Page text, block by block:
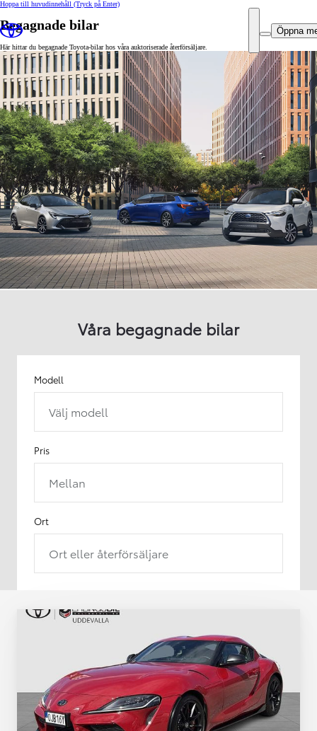
Hoppa till huvudinnehåll (Tryck på Enter)
Öppna
Begagnade bilar
Här hittar du begagnade Toyota-bilar hos våra auktoriserade återförsäljare.
Våra begagnade bilar
Modell
Välj modell
Pris
Mellan
Ort
Ort eller återförsäljare